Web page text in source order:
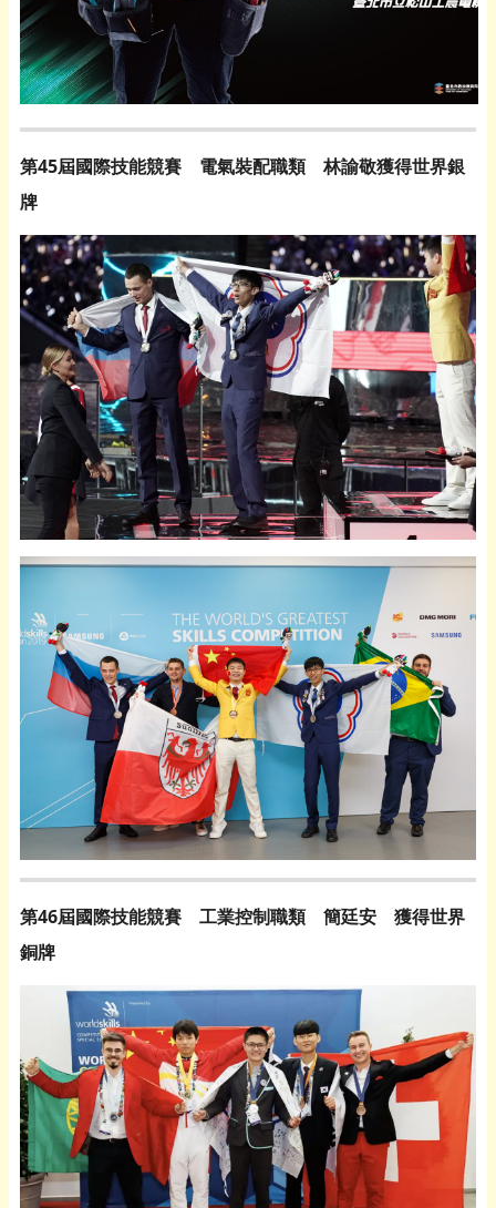
第45屆國際技能競賽 電氣裝配職類 林諭敬獲得世界銀
牌
第46屆國際技能競賽 工業控制職類 簡廷安 獲得世界
銅牌